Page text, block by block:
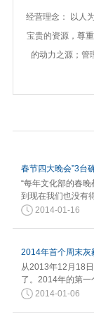
经营理念： 以人
宝贵的资源，尊
的动力之源；管
春节四大晚会”3台
“每年文化部的春
到现在我们也没有
2014-01-16
2014年首个周末灰
从2013年12月18
了。2014年的第
2014-01-06